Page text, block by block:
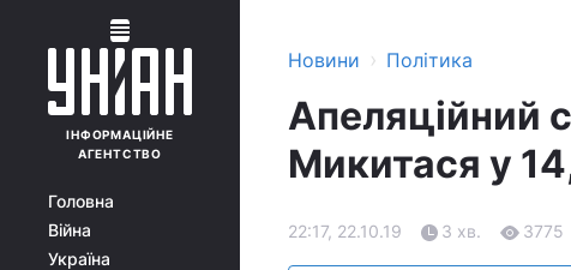
ІНФОРМАЦІЙНЕ
АГЕНТСТВО
Головна
Війна
Україна
Новини › Політика
Апеляційний
Микитася у
22:17, 22.10.19 3 хв. 3775